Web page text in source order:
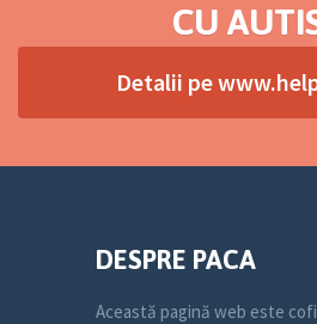
CU
Detalii pe
DESPRE PACA
Această pagină web este